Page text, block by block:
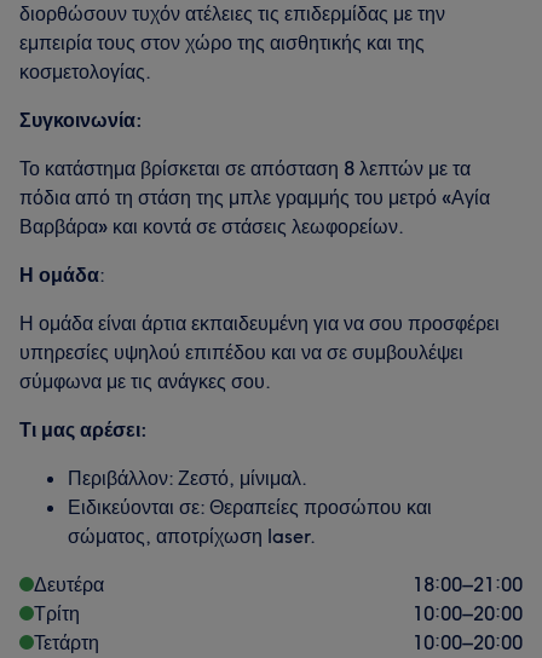
διορθώσουν τυχόν ατέλειες τις επιδερμίδας με την
εμπειρία τους στον χώρο της αισθητικής και της
κοσμετολογίας.
Συγκοινωνία:
Το κατάστημα βρίσκεται σε απόσταση 8 λεπτών με τα
πόδια από τη στάση της μπλε γραμμής του μετρό «Αγία
Βαρβάρα» και κοντά σε στάσεις λεωφορείων.
Η ομάδα:
Η ομάδα είναι άρτια εκπαιδευμένη για να σου προσφέρει
υπηρεσίες υψηλού επιπέδου και να σε συμβουλέψει
σύμφωνα με τις ανάγκες σου.
Τι μας αρέσει:
Περιβάλλον: Ζεστό, μίνιμαλ.
Ειδικεύονται σε: Θεραπείες προσώπου και
σώματος, αποτρίχωση laser.
Δευτέρα
18:00–21:00
Τρίτη
10:00–20:00
Τετάρτη
10:00–20:00